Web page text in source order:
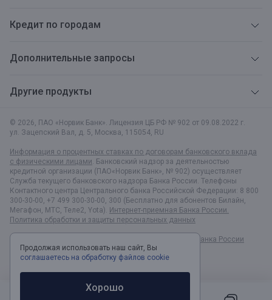
© 2026, ПАО «Норвик Банк». Лицензия ЦБ РФ № 902 от 09.08.2022 г.
ул. Зацепский Вал, д. 5, Москва, 115054, RU
Информация о процентных ставках по договорам банковского вклада
с физическими лицами. Банковский надзор за деятельностью
кредитной организации (ПАО«Норвик Банк», № 902) осуществляет
Служба текущего банковского надзора Банка России. Телефоны
Контактного центра Центрального банка Российской Федерации: 8 800
300-30-00, +7 499 300-30-00, 300 (Бесплатно для абонентов Билайн,
Мегафон, МТС, Теле2, Yota). Интернет-приемная Банка России.
Политика обработки и защиты персональных данных
Раскрытие информации в соответствии c Указанием Банка России
№6496-У
Кредит по городам
Дополнительные запросы
Другие продукты
Продолжая использовать наш сайт, Вы
соглашаетесь на обработку файлов cookie
Хорошо